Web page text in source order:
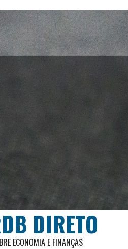
DIRETO
ECONOMIA E FINANÇAS